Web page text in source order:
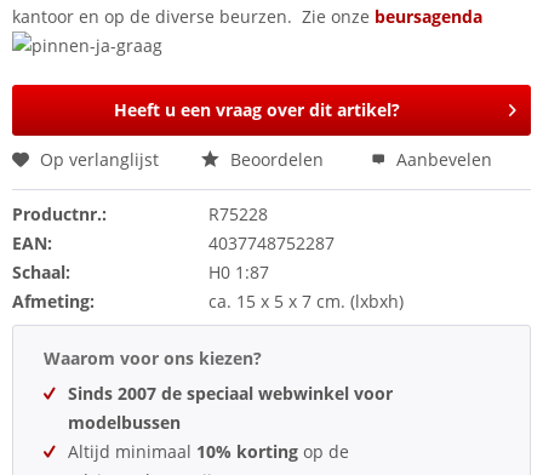
kantoor en op de diverse beurzen. Zie onze beursagenda
Heeft u een vraag over dit artikel?
Op verlanglijst Beoordelen Aanbevelen
Productnr.:
R75228
EAN:
4037748752287
Schaal:
H0 1:87
Afmeting:
ca. 15 x 5 x 7 cm. (lxbxh)
Waarom voor ons kiezen?
Sinds 2007 de speciaal webwinkel voor
modelbussen
Altijd minimaal 10% korting op de